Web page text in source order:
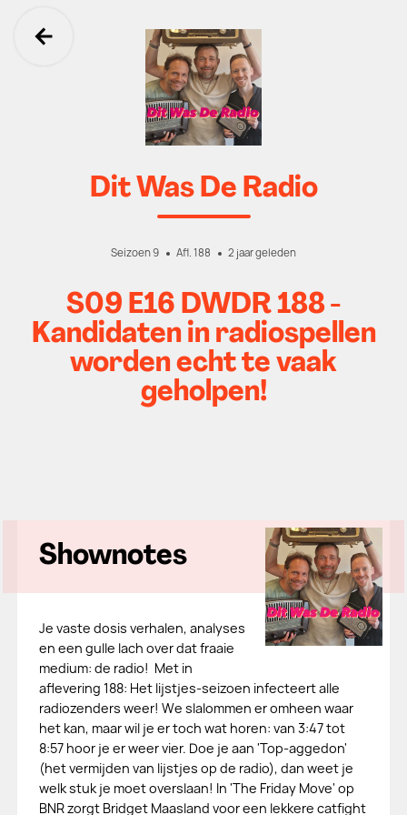
Ga terug
Dit Was De Radio
Seizoen 9 Afl. 188 2 jaar geleden
S09 E16 DWDR 188 -
Kandidaten in radiospellen
worden echt te vaak
geholpen!
Shownotes
Je vaste dosis verhalen, analyses
en een gulle lach over dat fraaie
medium: de radio! Met in
aflevering 188: Het lijstjes-seizoen infecteert alle
radiozenders weer! We slalommen er omheen waar
het kan, maar wil je er toch wat horen: van 3:47 tot
8:57 hoor je er weer vier. Doe je aan 'Top-aggedon'
(het vermijden van lijstjes op de radio), dan weet je
welk stuk je moet overslaan! In 'The Friday Move' op
BNR zorgt Bridget Maasland voor een lekkere catfight